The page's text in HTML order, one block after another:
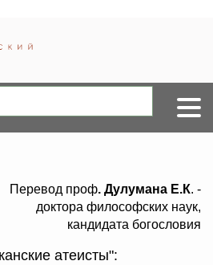
Перевод проф. Дулумана Е.К. -
доктора философских наук,
кандидата богословия
атеисты":